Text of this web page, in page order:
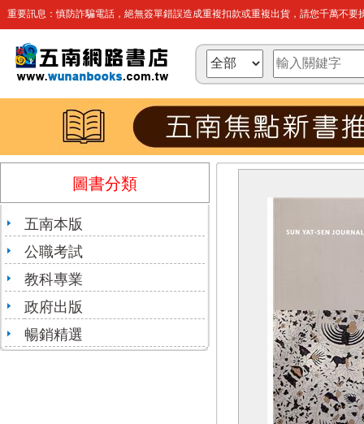
重要訊息：慎防詐騙電話，絕無簽單錯誤造成重複扣款或重複出貨，請您千萬不要
圖書分類
五南本版
公職考試
教科專業
政府出版
暢銷精選